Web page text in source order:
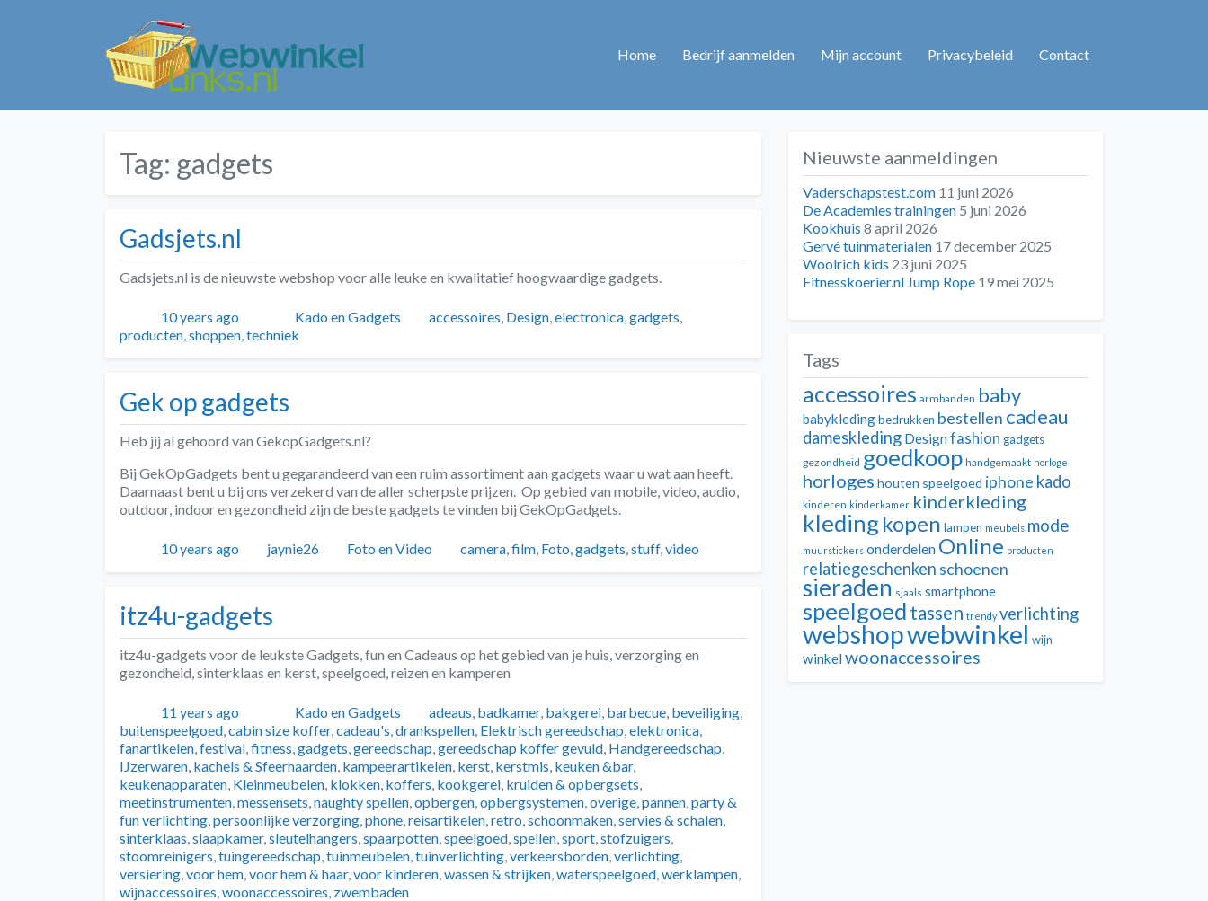
Home Bedrijf aanmelden Mijn account Privacybeleid Contact
Tag: gadgets
Gadsjets.nl
Gadsjets.nl is de nieuwste webshop voor alle leuke en kwalitatief hoogwaardige gadgets.
Geplaatst
10 years ago AuteurCategorieën
Kado en Gadgets Tags
accessoires Design electronica gadgets
producten shoppen techniek
Gek op gadgets
Heb jij al gehoord van GekopGadgets.nl?
Bij GekOpGadgets bent u gegarandeerd van een ruim assortiment aan gadgets waar u wat aan heeft.
Daarnaast bent u bij ons verzekerd van de aller scherpste prijzen. Op gebied van mobile, video, audio,
outdoor, indoor en gezondheid zijn de beste gadgets te vinden bij GekOpGadgets.
Geplaatst
10 years ago Auteur
jaynie26 Categorieën
Foto en Video Tags
camera film Foto gadgets stuff, video
itz4u-gadgets
itz4u-gadgets voor de leukste Gadgets, fun en Cadeaus op het gebied van je huis, verzorging en
gezondheid, sinterklaas en kerst, speelgoed, reizen en kamperen
Geplaatst
11 years ago AuteurCategorieën
Kado en Gadgets Tags
adeaus badkamer, bakgerei barbecue beveiliging
buitenspeelgoed cabin size koffer, cadeau's drankspellen Elektrisch gereedschap elektronica
fanartikelen festival fitness gadgets gereedschap gereedschap koffer gevuld Handgereedschap
IJzerwaren kachels & Sfeerhaarden kampeerartikelen kerst kerstmis keuken &bar,
keukenapparaten Kleinmeubelen klokken koffers kookgerei kruiden & opbergsets
meetinstrumenten messensets naughty spellen opbergen opbergsystemen overige pannen party &
fun verlichting persoonlijke verzorging phone reisartikelen retro schoonmaken servies & schalen
sinterklaas slaapkamer, sleutelhangers spaarpotten speelgoed spellen sport stofzuigers
stoomreinigers tuingereedschap tuinmeubelen tuinverlichting verkeersborden verlichting
versiering voor hem voor hem & haar, voor kinderen wassen & strijken waterspeelgoed werklampen
wijnaccessoires woonaccessoires zwembaden
Nieuwste aanmeldingen
Vaderschapstest.com 11 juni 2026
De Academies trainingen 5 juni 2026
Kookhuis 8 april 2026
Gervé tuinmaterialen 17 december 2025
Woolrich kids 23 juni 2025
Fitnesskoerier.nl Jump Rope 19 mei 2025
Tags
accessoires armbanden baby
babykledingbedrukken bestellen cadeau
dameskleding Design fashion gadgets
gezondheid goedkoop handgemaakt horloge
horloges houten speelgoed iphone kado
kinderen kinderkamer kinderkleding
kleding kopen lampen meubels mode
muurstickers onderdelen Online producten
relatiegeschenken schoenen
sieraden sjaals smartphone
speelgoed tassen trendy verlichting
webshopwebwinkel wijn
winkelwoonaccessoires